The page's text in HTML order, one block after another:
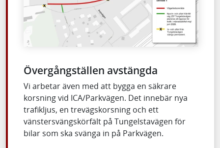
Övergångställen avstängda
Vi arbetar även med att bygga en säkrare
korsning vid ICA/Parkvägen. Det innebär nya
trafikljus, en trevägskorsning och ett
vänstersvängskörfält på Tungelstavägen för
bilar som ska svänga in på Parkvägen.